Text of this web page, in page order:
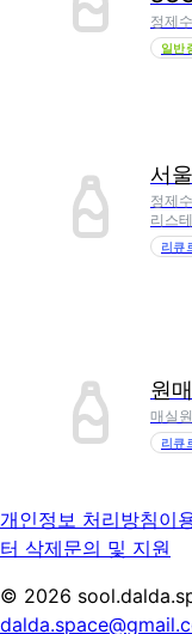
정제
일반
서
정제
리스
리큐
원매
매실
리큐
개인정보 처리방침이
터 삭제문의 및 지원
© 2026